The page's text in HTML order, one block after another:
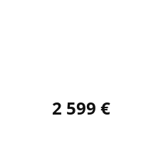
2 599 €